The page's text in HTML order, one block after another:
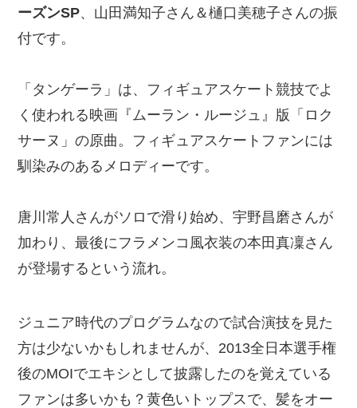
ーズンSP、山田満知子さん＆樋口美穂子さんの振
付です。
「タンゲーラ」は、フィギュアスケート競技でよ
く使われる映画『ムーラン・ルージュ』版「ロク
サーヌ」の原曲。フィギュアスケートファンには
馴染みのあるメロディーです。
唐川常人さんがソロで滑り始め、宇野昌磨さんが
加わり、最後にフラメンコ風衣装の本田真凜さん
が登場するという流れ。
ジュニア時代のプログラムなので試合演技を見た
方は少ないかもしれませんが、2013全日本選手権
後のMOIでエキシとして披露したのを覚えている
ファンは多いかも？黄色いトップスで、髪をオー